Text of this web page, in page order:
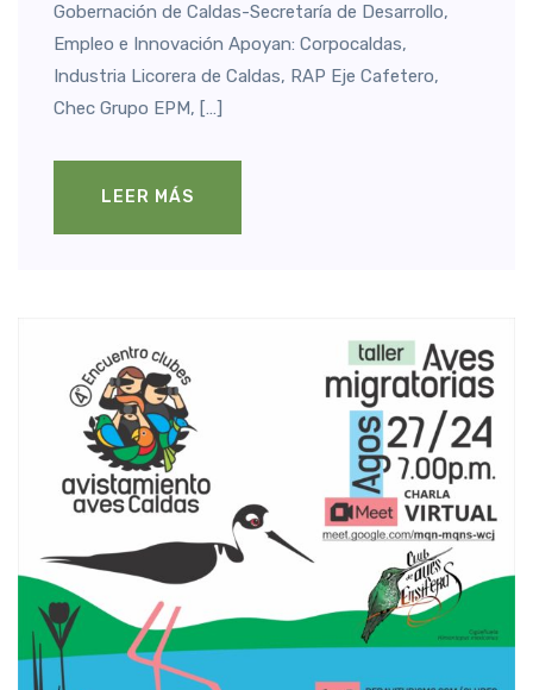
Gobernación de Caldas-Secretaría de Desarrollo,
Empleo e Innovación Apoyan: Corpocaldas,
Industria Licorera de Caldas, RAP Eje Cafetero,
Chec Grupo EPM, […]
LEER MÁS